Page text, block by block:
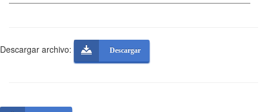
Descargar archivo: Descargar